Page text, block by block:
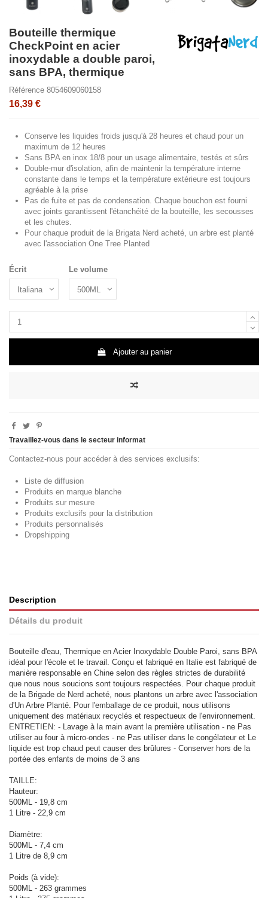
Bouteille thermique
CheckPoint en acier
inoxydable a double paroi,
sans BPA, thermique
Référence 8054609060158
16,39 €
Conserve les liquides froids jusqu'à 28 heures et chaud pour un
maximum de 12 heures
Sans BPA en inox 18/8 pour un usage alimentaire, testés et sûrs
Double-mur d'isolation, afin de maintenir la température interne
constante dans le temps et la température extérieure est toujours
agréable à la prise
Pas de fuite et pas de condensation. Chaque bouchon est fourni
avec joints garantissent l'étanchéité de la bouteille, les secousses
et les chutes.
Pour chaque produit de la Brigata Nerd acheté, un arbre est planté
avec l'association One Tree Planted
Écrit Le volume
Ajouter au panier
Travaillez-vous dans le secteur informat
Contactez-nous pour accéder à des services exclusifs:
Liste de diffusion
Produits en marque blanche
Produits sur mesure
Produits exclusifs pour la distribution
Produits personnalisés
Dropshipping
Description
Détails du produit
Bouteille d'eau, Thermique en Acier Inoxydable Double Paroi, sans BPA
idéal pour l'école et le travail. Conçu et fabriqué en Italie est fabriqué de
manière responsable en Chine selon des règles strictes de durabilité
que nous nous soucions sont toujours respectées. Pour chaque produit
de la Brigade de Nerd acheté, nous plantons un arbre avec l'association
d'Un Arbre Planté. Pour l'emballage de ce produit, nous utilisons
uniquement des matériaux recyclés et respectueux de l'environnement.
ENTRETIEN: - Lavage à la main avant la première utilisation - ne Pas
utiliser au four à micro-ondes - ne Pas utiliser dans le congélateur et Le
liquide est trop chaud peut causer des brûlures - Conserver hors de la
portée des enfants de moins de 3 ans
TAILLE:
Hauteur:
500ML - 19,8 cm
1 Litre - 22,9 cm
Diamètre:
500ML - 7,4 cm
1 Litre de 8,9 cm
Poids (à vide):
500ML - 263 grammes